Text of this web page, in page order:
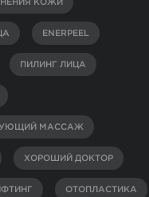
КОЖИ
ENERPEEL
ПИЛИНГ ЛИЦА
МАССАЖ
ХОРОШИЙ ДОКТОР
ОТОПЛАСТИКА